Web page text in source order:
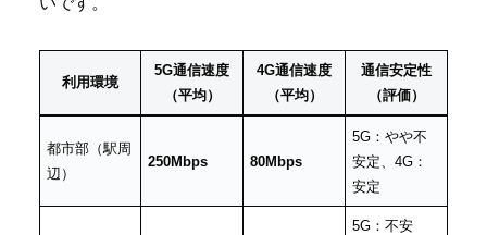
利用環境
5G通信速度
（平均）
4G通信速度
（平均）
通信安定性
（評価）
都市部（駅周
辺）
250Mbps 80Mbps
5G：やや不
安定、4G：
安定
5G：不安